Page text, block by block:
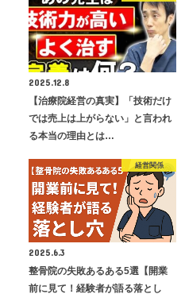
2025.12.8
【治療院経営の真実】「技術だけ
では売上は上がらない」と言われ
る本当の理由とは…
経営関係
2025.6.3
整骨院の失敗あるある5選【開業
前に見て！経験者が語る落とし